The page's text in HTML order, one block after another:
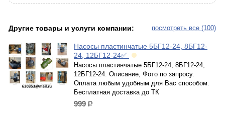
посмотреть все (100)
Другие товары и услуги компании:
Насосы пластинчатые 5БГ12-24, 8БГ12-
24, 12БГ12-24✅
Насосы пластинчатые 5БГ12-24, 8БГ12-24,
12БГ12-24. Описание, Фото по запросу.
Оплата любым удобным для Вас способом.
Бесплатная доставка до ТК
999 р.